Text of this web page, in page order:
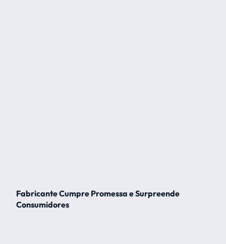
Fabricante Cumpre Promessa e Surpreende
Consumidores